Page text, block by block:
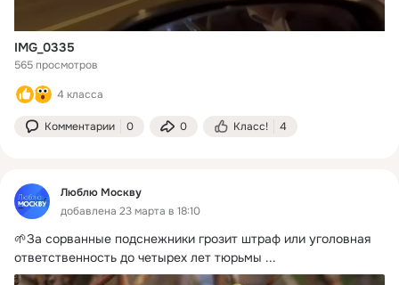
IMG_0335
565 просмотров
4 класса
Комментарии 0 0 Класс! 4
Люблю Москву
добавлена 23 марта в 18:10
🌱За сорванные подснежники грозит штраф или уголовная
ответственность до четырех лет тюрьмы ...